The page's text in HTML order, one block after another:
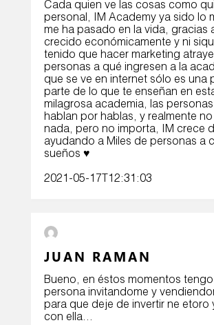
Cada quien ve las cosas como
personal, IM Academy ya sido lo
me ha pasado en la vida, gracias
crecido económicamente y ni
tenido que hacer marketing
personas a qué ingresen a la
que se ve en internet sólo es una
parte de lo que te enseñan en
milagrosa academia, las
hablan por hablas, y realmente
nada, pero no importa, IM crece
ayudando a Miles de personas a
sueños ♥️
2021-05-17T12:31:03
JUAN RAMAN
Bueno, en éstos momentos
persona invitandome y
para que deje de invertir ne etoro
con ella…